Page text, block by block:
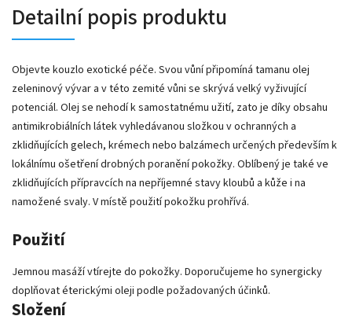
Detailní popis produktu
Objevte kouzlo exotické péče. Svou vůní připomíná tamanu olej
zeleninový vývar a v této zemité vůni se skrývá velký vyživující
potenciál. Olej se nehodí k samostatnému užití, zato je díky obsahu
antimikrobiálních látek vyhledávanou složkou v ochranných a
zklidňujících gelech, krémech nebo balzámech určených především k
lokálnímu ošetření drobných poranění pokožky. Oblíbený je také ve
zklidňujících přípravcích na nepříjemné stavy kloubů a kůže i na
namožené svaly. V místě použití pokožku prohřívá.
Použití
Jemnou masáží vtírejte do pokožky. Doporučujeme ho synergicky
doplňovat éterickými oleji podle požadovaných účinků.
Složení